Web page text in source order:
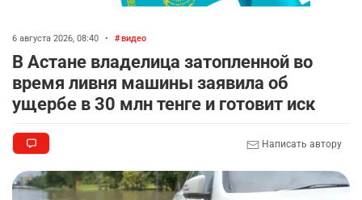
8
🗣 620 человек освободили из колоний по
амнистии
2353 3 18
9
2347 7 72
6 августа 2026, 08:40 • видео
В Астане владелица затопленной во
время ливня машины заявила об
ущербе в 30 млн тенге и готовит иск
Написать автору